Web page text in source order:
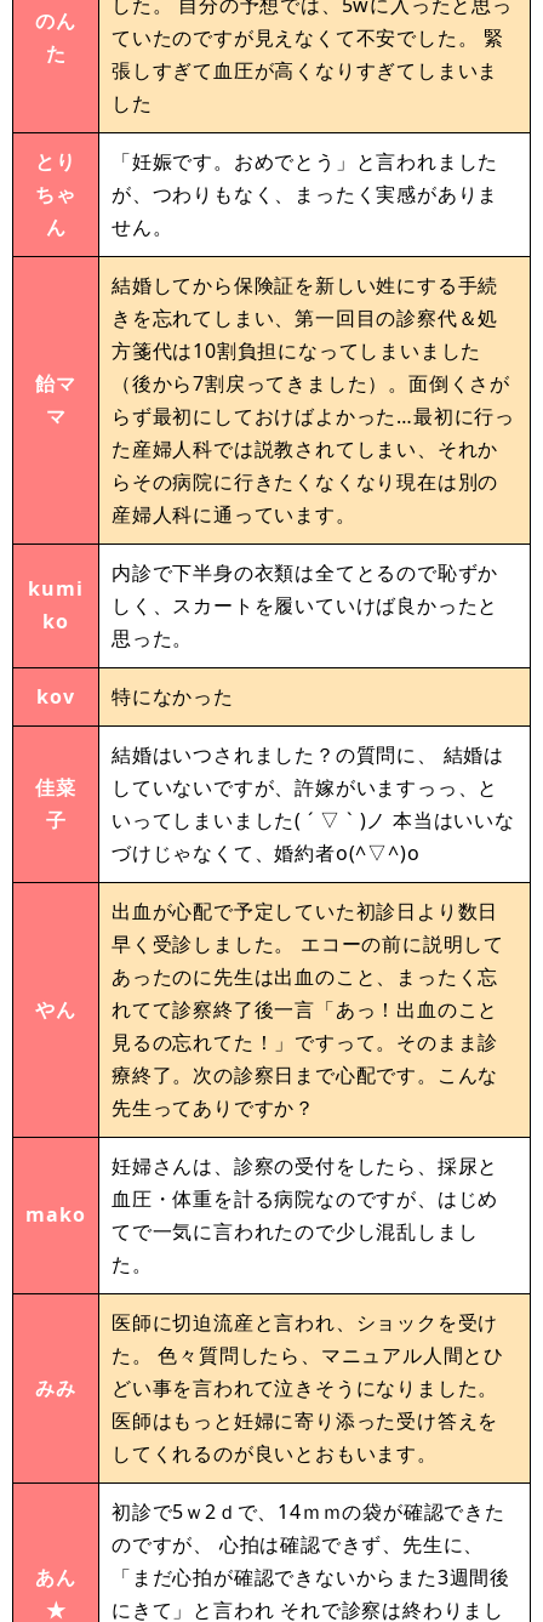
のん
た
ていたのですが見えなくて不安でした。 緊
張しすぎて血圧が高くなりすぎてしまいま
した
とり
ちゃ
ん
「妊娠です。おめでとう」と言われました
が、つわりもなく、まったく実感がありま
せん。
飴マ
マ
結婚してから保険証を新しい姓にする手続
きを忘れてしまい、第一回目の診察代＆処
方箋代は10割負担になってしまいました
（後から7割戻ってきました）。面倒くさが
らず最初にしておけばよかった…最初に行っ
た産婦人科では説教されてしまい、それか
らその病院に行きたくなくなり現在は別の
産婦人科に通っています。
kumi
ko
内診で下半身の衣類は全てとるので恥ずか
しく、スカートを履いていけば良かったと
思った。
kov 特になかった
佳菜
子
結婚はいつされました？の質問に、 結婚は
していないですが、許嫁がいますっっ、と
いってしまいました( ´ ▽ ` )ノ 本当はいいな
づけじゃなくて、婚約者o(^▽^)o
やん
出血が心配で予定していた初診日より数日
早く受診しました。 エコーの前に説明して
あったのに先生は出血のこと、まったく忘
れてて診察終了後一言「あっ！出血のこと
見るの忘れてた！」ですって。そのまま診
療終了。次の診察日まで心配です。こんな
先生ってありですか？
mako
妊婦さんは、診察の受付をしたら、採尿と
血圧・体重を計る病院なのですが、はじめ
てで一気に言われたので少し混乱しまし
た。
みみ
医師に切迫流産と言われ、ショックを受け
た。 色々質問したら、マニュアル人間とひ
どい事を言われて泣きそうになりました。
医師はもっと妊婦に寄り添った受け答えを
してくれるのが良いとおもいます。
あん
★
初診で5ｗ2ｄで、14ｍｍの袋が確認できた
のですが、 心拍は確認できず、先生に、
「まだ心拍が確認できないからまた3週間後
にきて」と言われ それで診察は終わりまし